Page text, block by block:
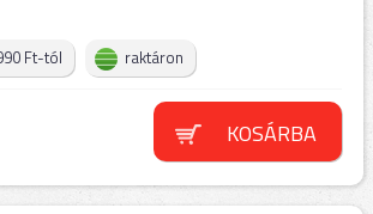
Ft-tól raktáron
KOSÁRBA